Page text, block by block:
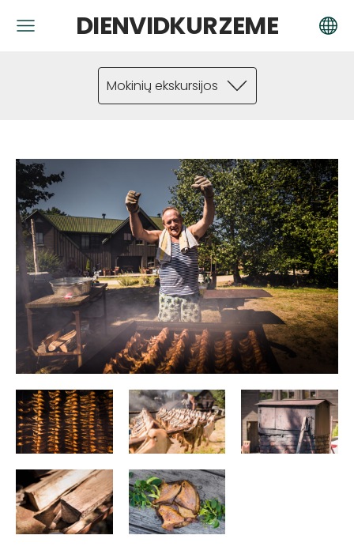
DIENVIDKURZEME
Mokinių ekskursijos